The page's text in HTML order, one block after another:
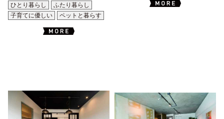
ひとり暮らし
ふたり暮らし
子育てに優しい
ペットと暮らす